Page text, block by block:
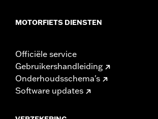
MOTORFIETS DIENSTEN
Officiële service
Gebruikershandleiding
Onderhoudsschema's
Software updates